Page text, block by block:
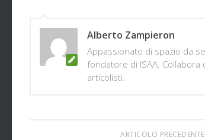
Alberto Zampieron
Appassionato di spazio da
fondatore di ISAA.
articolisti.
ARTICOLO PRECEDENTE